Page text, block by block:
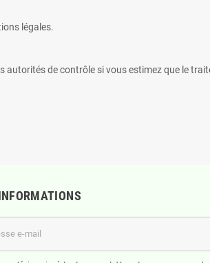
légales.
autorités de contrôle si vous estimez que le